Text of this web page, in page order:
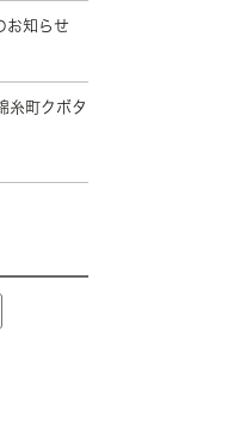
お知らせ
糸町クボタ